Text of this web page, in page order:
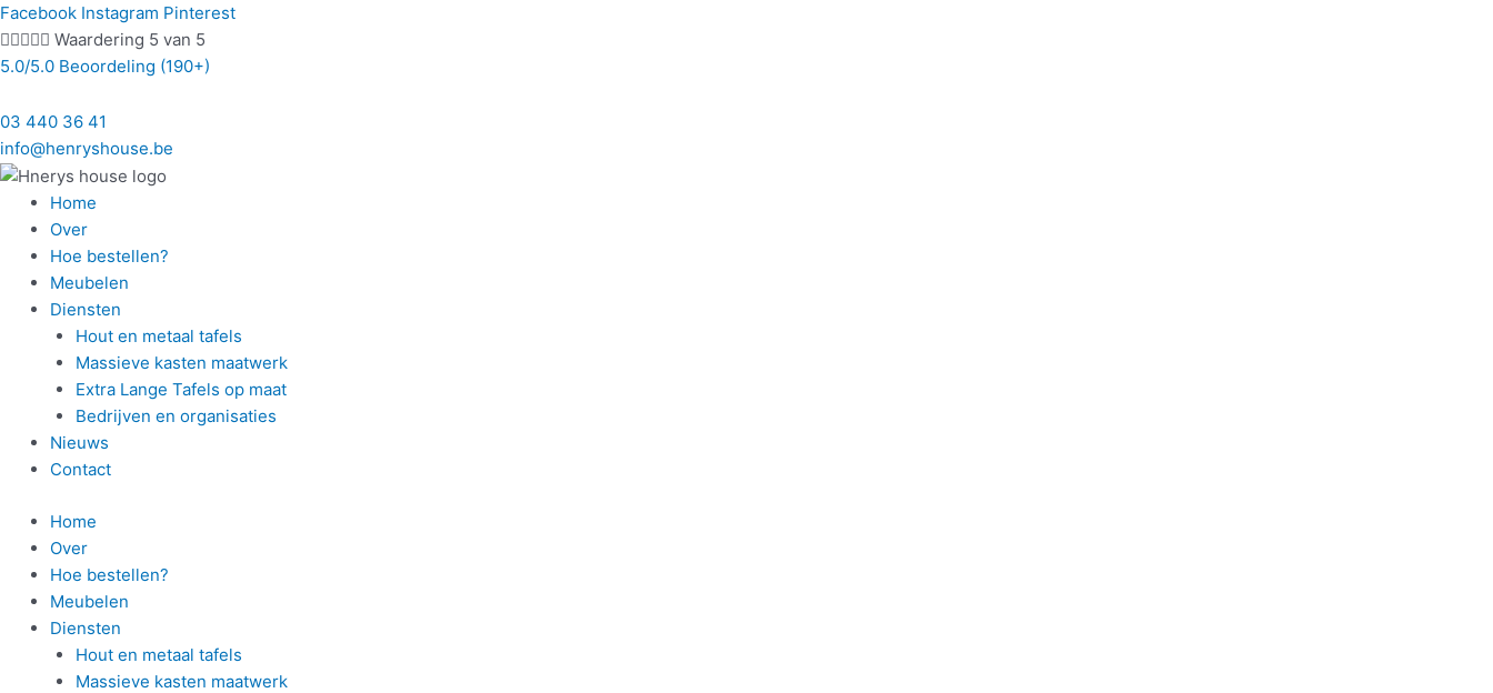
Ga
naar
de
Facebook Instagram Pinterest
 Waardering 5 van 5
5.0/5.0 Beoordeling (190+)
03 440 36 41
info@henryshouse.be
Home
Over
Hoe bestellen?
Meubelen
Diensten
Hout en metaal tafels
Massieve kasten maatwerk
Extra Lange Tafels op maat
Bedrijven en organisaties
Nieuws
Contact
Home
Over
Hoe bestellen?
Meubelen
Diensten
Hout en metaal tafels
Massieve kasten maatwerk